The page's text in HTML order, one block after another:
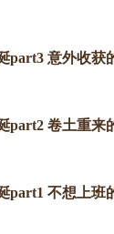
part3 意外收获
part2 卷土重来
part1 不想上班